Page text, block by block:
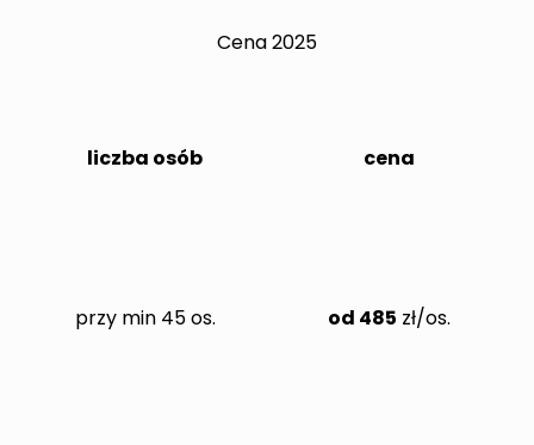
Cena 2025
liczba osób cena
przy min 45 os. od 485 zł/os.